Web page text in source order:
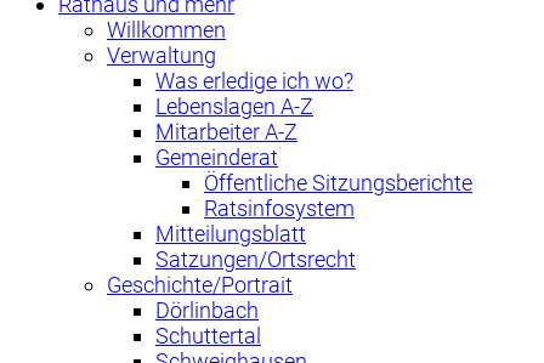
Willkommen
Verwaltung
Was erledige ich wo?
Lebenslagen A-Z
Mitarbeiter A-Z
Gemeinderat
Öffentliche Sitzungsberichte
Ratsinfosystem
Mitteilungsblatt
Satzungen/Ortsrecht
Geschichte/Portrait
Dörlinbach
Schuttertal